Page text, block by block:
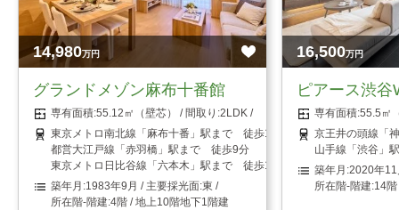
14,980万円
グランドメゾン麻布十番館
55.12㎡（壁芯）
2LDK
東京メトロ南北線「麻布十番」駅まで 徒歩1分
都営大江戸線「赤羽橋」駅まで 徒歩9分
東京メトロ日比谷線「六本木」駅まで 徒歩15分
1983年9月
東
4階 / 地上10階地下1階建
16,500万円
ピアース渋谷
55.5㎡
京王井の頭線「
山手線「渋谷」
2020年11
14